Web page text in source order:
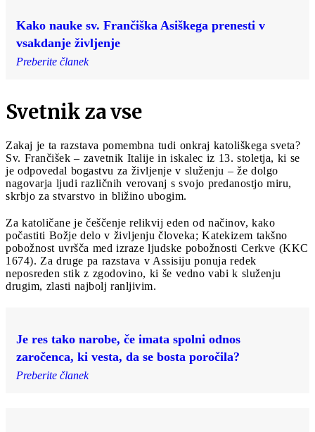
Kako nauke sv. Frančiška Asiškega prenesti v
vsakdanje življenje
Preberite članek
Svetnik za vse
Zakaj je ta razstava pomembna tudi onkraj katoliškega sveta?
Sv. Frančišek – zavetnik Italije in iskalec iz 13. stoletja, ki se
je odpovedal bogastvu za življenje v služenju – že dolgo
nagovarja ljudi različnih verovanj s svojo predanostjo miru,
skrbjo za stvarstvo in bližino ubogim.
Za katoličane je češčenje relikvij eden od načinov, kako
počastiti Božje delo v življenju človeka; Katekizem takšno
pobožnost uvršča med izraze ljudske pobožnosti Cerkve (KKC
1674). Za druge pa razstava v Assisiju ponuja redek
neposreden stik z zgodovino, ki še vedno vabi k služenju
drugim, zlasti najbolj ranljivim.
Je res tako narobe, če imata spolni odnos
zaročenca, ki vesta, da se bosta poročila?
Preberite članek